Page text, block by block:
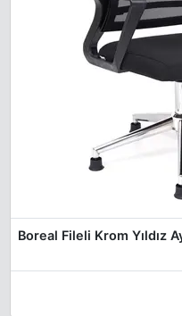
Boreal Fileli Krom Yıldız